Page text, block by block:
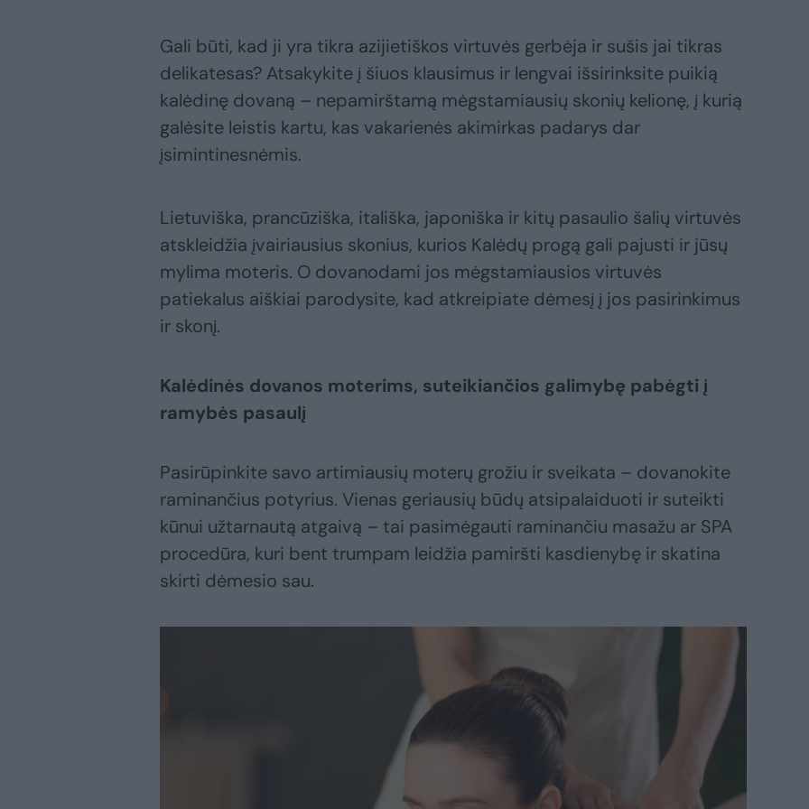
Gali būti, kad ji yra tikra azijietiškos virtuvės gerbėja ir sušis jai tikras
delikatesas? Atsakykite į šiuos klausimus ir lengvai išsirinksite puikią
kalėdinę dovaną – nepamirštamą mėgstamiausių skonių kelionę, į kurią
galėsite leistis kartu, kas vakarienės akimirkas padarys dar
įsimintinesnėmis.
Lietuviška, prancūziška, itališka, japoniška ir kitų pasaulio šalių virtuvės
atskleidžia įvairiausius skonius, kurios Kalėdų progą gali pajusti ir jūsų
mylima moteris. O dovanodami jos mėgstamiausios virtuvės
patiekalus aiškiai parodysite, kad atkreipiate dėmesį į jos pasirinkimus
ir skonį.
Kalėdinės dovanos moterims, suteikiančios galimybę pabėgti į
ramybės pasaulį
Pasirūpinkite savo artimiausių moterų grožiu ir sveikata – dovanokite
raminančius potyrius. Vienas geriausių būdų atsipalaiduoti ir suteikti
kūnui užtarnautą atgaivą – tai pasimėgauti raminančiu masažu ar SPA
procedūra, kuri bent trumpam leidžia pamiršti kasdienybę ir skatina
skirti dėmesio sau.